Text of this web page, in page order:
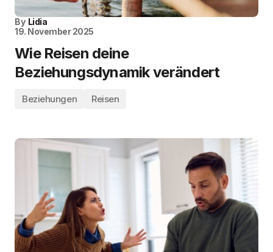
By Lidia
19. November 2025
Wie Reisen deine
Beziehungsdynamik verändert
Beziehungen Reisen